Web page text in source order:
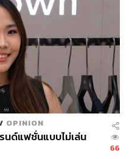
Instagram Brazil
วิ่ง
ฬา
Boston Marathon
/ OPINION
นด์แฟชั่นแบบไม่เล่น
66